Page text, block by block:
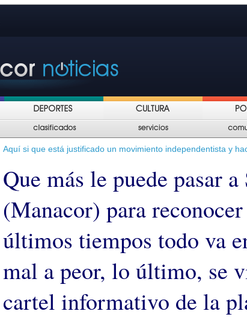
Aquí si que está justificado un movimiento independentista y
Que más le puede pasar
(Manacor) para
últimos tiempos todo va
mal a peor, lo último, se
cartel informativo de la